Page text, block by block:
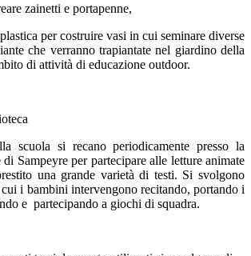
zainetti e portapenne,
per costruire vasi in cui seminare diverse
che verranno trapiantate nel giardino della
di attività di educazione outdoor.
scuola si recano periodicamente presso la
Sampeyre per partecipare alle letture animate
una grande varietà di testi. Si svolgono
i bambini intervengono recitando, portando i
e partecipando a giochi di squadra.